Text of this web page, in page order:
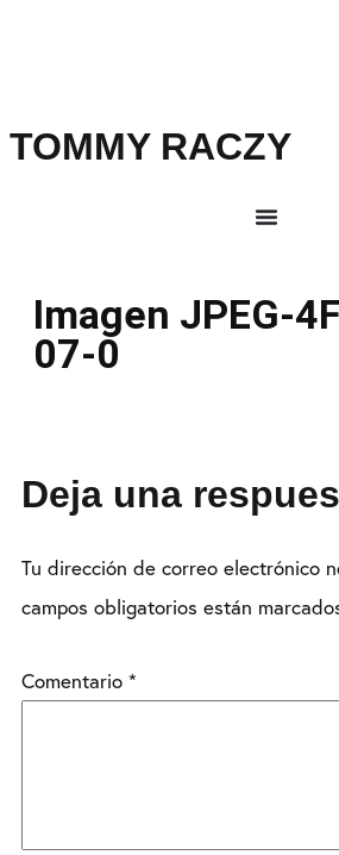
TOMMY RACZY
Imagen JPEG-
07-0
Deja una
Tu dirección de correo electrónico
campos obligatorios están
Comentario *